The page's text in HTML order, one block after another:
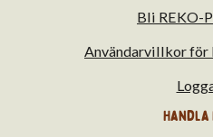
Handla
Bli REKO-
Användarvillkor för